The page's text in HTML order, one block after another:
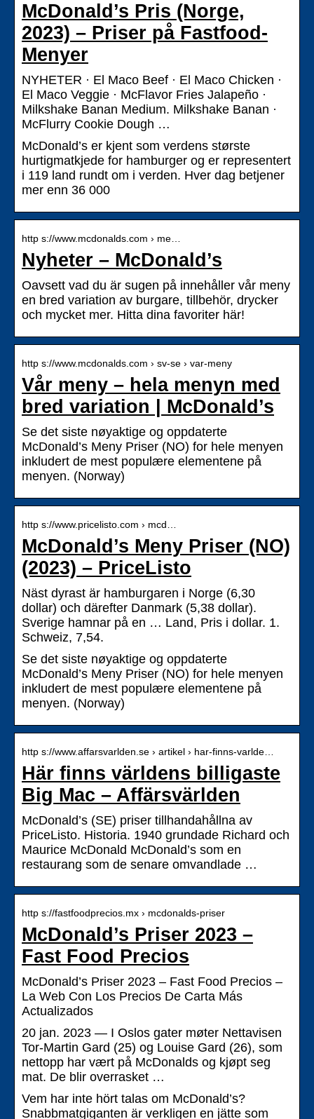
McDonald’s Pris (Norge,
2023) – Priser på Fastfood-
Menyer
NYHETER · El Maco Beef · El Maco Chicken ·
El Maco Veggie · McFlavor Fries Jalapeño ·
Milkshake Banan Medium. Milkshake Banan ·
McFlurry Cookie Dough …
McDonald’s er kjent som verdens største
hurtigmatkjede for hamburger og er representert
i 119 land rundt om i verden. Hver dag betjener
mer enn 36 000
http s://www.mcdonalds.com › me…
Nyheter – McDonald’s
Oavsett vad du är sugen på innehåller vår meny
en bred variation av burgare, tillbehör, drycker
och mycket mer. Hitta dina favoriter här!
http s://www.mcdonalds.com › sv-se › var-meny
Vår meny – hela menyn med
bred variation | McDonald’s
Se det siste nøyaktige og oppdaterte
McDonald’s Meny Priser (NO) for hele menyen
inkludert de mest populære elementene på
menyen. (Norway)
http s://www.pricelisto.com › mcd…
McDonald’s Meny Priser (NO)
(2023) – PriceListo
Näst dyrast är hamburgaren i Norge (6,30
dollar) och därefter Danmark (5,38 dollar).
Sverige hamnar på en … Land, Pris i dollar. 1.
Schweiz, 7,54.
Se det siste nøyaktige og oppdaterte
McDonald’s Meny Priser (NO) for hele menyen
inkludert de mest populære elementene på
menyen. (Norway)
http s://www.affarsvarlden.se › artikel › har-finns-varlde…
Här finns världens billigaste
Big Mac – Affärsvärlden
McDonald’s (SE) priser tillhandahållna av
PriceListo. Historia. 1940 grundade Richard och
Maurice McDonald McDonald’s som en
restaurang som de senare omvandlade …
http s://fastfoodprecios.mx › mcdonalds-priser
McDonald’s Priser 2023 –
Fast Food Precios
McDonald’s Priser 2023 – Fast Food Precios –
La Web Con Los Precios De Carta Más
Actualizados
20 jan. 2023 — I Oslos gater møter Nettavisen
Tor-Martin Gard (25) og Louise Gard (26), som
nettopp har vært på McDonalds og kjøpt seg
mat. De blir overrasket …
Vem har inte hört talas om McDonald’s?
Snabbmatgiganten är verkligen en jätte som